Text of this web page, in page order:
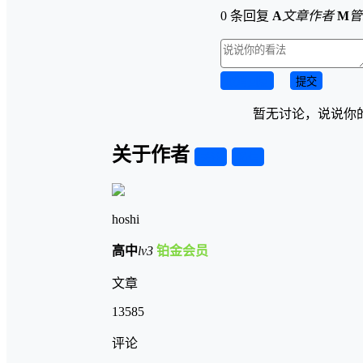
0 条回复 A 文章作者 M
提交
暂无讨论，说说你
关于作者
hoshi
高中lv3 铂金会员
文章
13585
评论